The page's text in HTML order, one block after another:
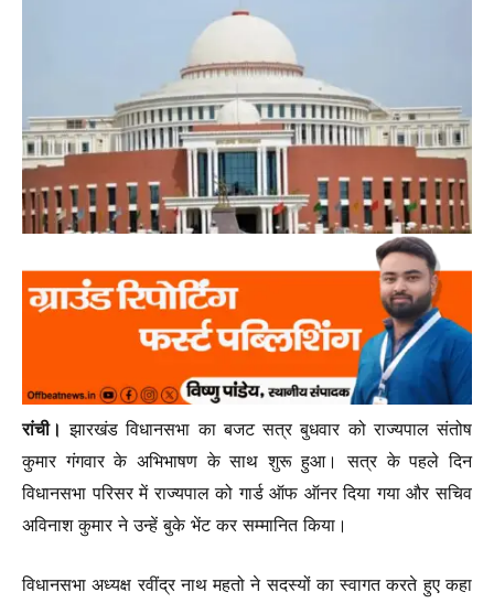
रांची। झारखंड विधानसभा का बजट सत्र बुधवार को राज्यपाल संतोष
कुमार गंगवार के अभिभाषण के साथ शुरू हुआ। सत्र के पहले दिन
विधानसभा परिसर में राज्यपाल को गार्ड ऑफ ऑनर दिया गया और सचिव
अविनाश कुमार ने उन्हें बुके भेंट कर सम्मानित किया।
विधानसभा अध्यक्ष रवींद्र नाथ महतो ने सदस्यों का स्वागत करते हुए कहा